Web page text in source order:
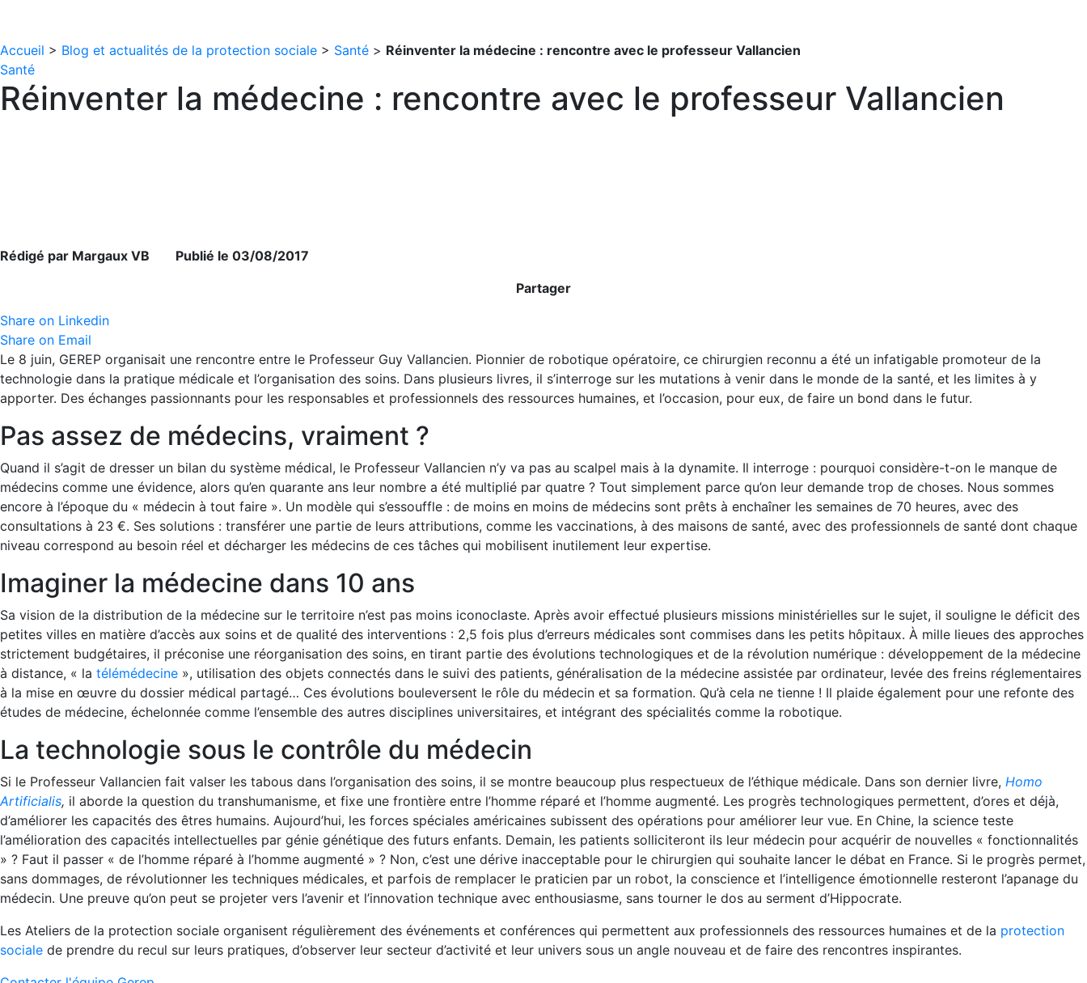
Accueil > Blog et actualités de la protection sociale > Santé > Réinventer la médecine : rencontre avec le professeur Vallancien
Santé
Réinventer la médecine : rencontre avec le professeur Vallancien
Rédigé par Margaux VB Publié le 03/08/2017
Partager
Share on Linkedin
Share on Email
Le 8 juin, GEREP organisait une rencontre entre le Professeur Guy Vallancien. Pionnier de robotique opératoire, ce chirurgien reconnu a été un infatigable promoteur de la
technologie dans la pratique médicale et l’organisation des soins. Dans plusieurs livres, il s’interroge sur les mutations à venir dans le monde de la santé, et les limites à y
apporter. Des échanges passionnants pour les responsables et professionnels des ressources humaines, et l’occasion, pour eux, de faire un bond dans le futur.
Pas assez de médecins, vraiment ?
Quand il s’agit de dresser un bilan du système médical, le Professeur Vallancien n’y va pas au scalpel mais à la dynamite. Il interroge : pourquoi considère-t-on le manque de
médecins comme une évidence, alors qu’en quarante ans leur nombre a été multiplié par quatre ? Tout simplement parce qu’on leur demande trop de choses. Nous sommes
encore à l’époque du « médecin à tout faire ». Un modèle qui s’essouffle : de moins en moins de médecins sont prêts à enchaîner les semaines de 70 heures, avec des
consultations à 23 €. Ses solutions : transférer une partie de leurs attributions, comme les vaccinations, à des maisons de santé, avec des professionnels de santé dont chaque
niveau correspond au besoin réel et décharger les médecins de ces tâches qui mobilisent inutilement leur expertise.
Imaginer la médecine dans 10 ans
Sa vision de la distribution de la médecine sur le territoire n’est pas moins iconoclaste. Après avoir effectué plusieurs missions ministérielles sur le sujet, il souligne le déficit des
petites villes en matière d’accès aux soins et de qualité des interventions : 2,5 fois plus d’erreurs médicales sont commises dans les petits hôpitaux. À mille lieues des approches
strictement budgétaires, il préconise une réorganisation des soins, en tirant partie des évolutions technologiques et de la révolution numérique : développement de la médecine
à distance, « la télémédecine », utilisation des objets connectés dans le suivi des patients, généralisation de la médecine assistée par ordinateur, levée des freins réglementaires
à la mise en œuvre du dossier médical partagé… Ces évolutions bouleversent le rôle du médecin et sa formation. Qu’à cela ne tienne ! Il plaide également pour une refonte des
études de médecine, échelonnée comme l’ensemble des autres disciplines universitaires, et intégrant des spécialités comme la robotique.
La technologie sous le contrôle du médecin
Si le Professeur Vallancien fait valser les tabous dans l’organisation des soins, il se montre beaucoup plus respectueux de l’éthique médicale. Dans son dernier livre, Homo
Artificialis, il aborde la question du transhumanisme, et fixe une frontière entre l’homme réparé et l’homme augmenté. Les progrès technologiques permettent, d’ores et déjà,
d’améliorer les capacités des êtres humains. Aujourd’hui, les forces spéciales américaines subissent des opérations pour améliorer leur vue. En Chine, la science teste
l’amélioration des capacités intellectuelles par génie génétique des futurs enfants. Demain, les patients solliciteront ils leur médecin pour acquérir de nouvelles « fonctionnalités
» ? Faut il passer « de l’homme réparé à l’homme augmenté » ? Non, c’est une dérive inacceptable pour le chirurgien qui souhaite lancer le débat en France. Si le progrès permet,
sans dommages, de révolutionner les techniques médicales, et parfois de remplacer le praticien par un robot, la conscience et l’intelligence émotionnelle resteront l’apanage du
médecin. Une preuve qu’on peut se projeter vers l’avenir et l’innovation technique avec enthousiasme, sans tourner le dos au serment d’Hippocrate.
Les Ateliers de la protection sociale organisent régulièrement des événements et conférences qui permettent aux professionnels des ressources humaines et de la protection
sociale de prendre du recul sur leurs pratiques, d’observer leur secteur d’activité et leur univers sous un angle nouveau et de faire des rencontres inspirantes.